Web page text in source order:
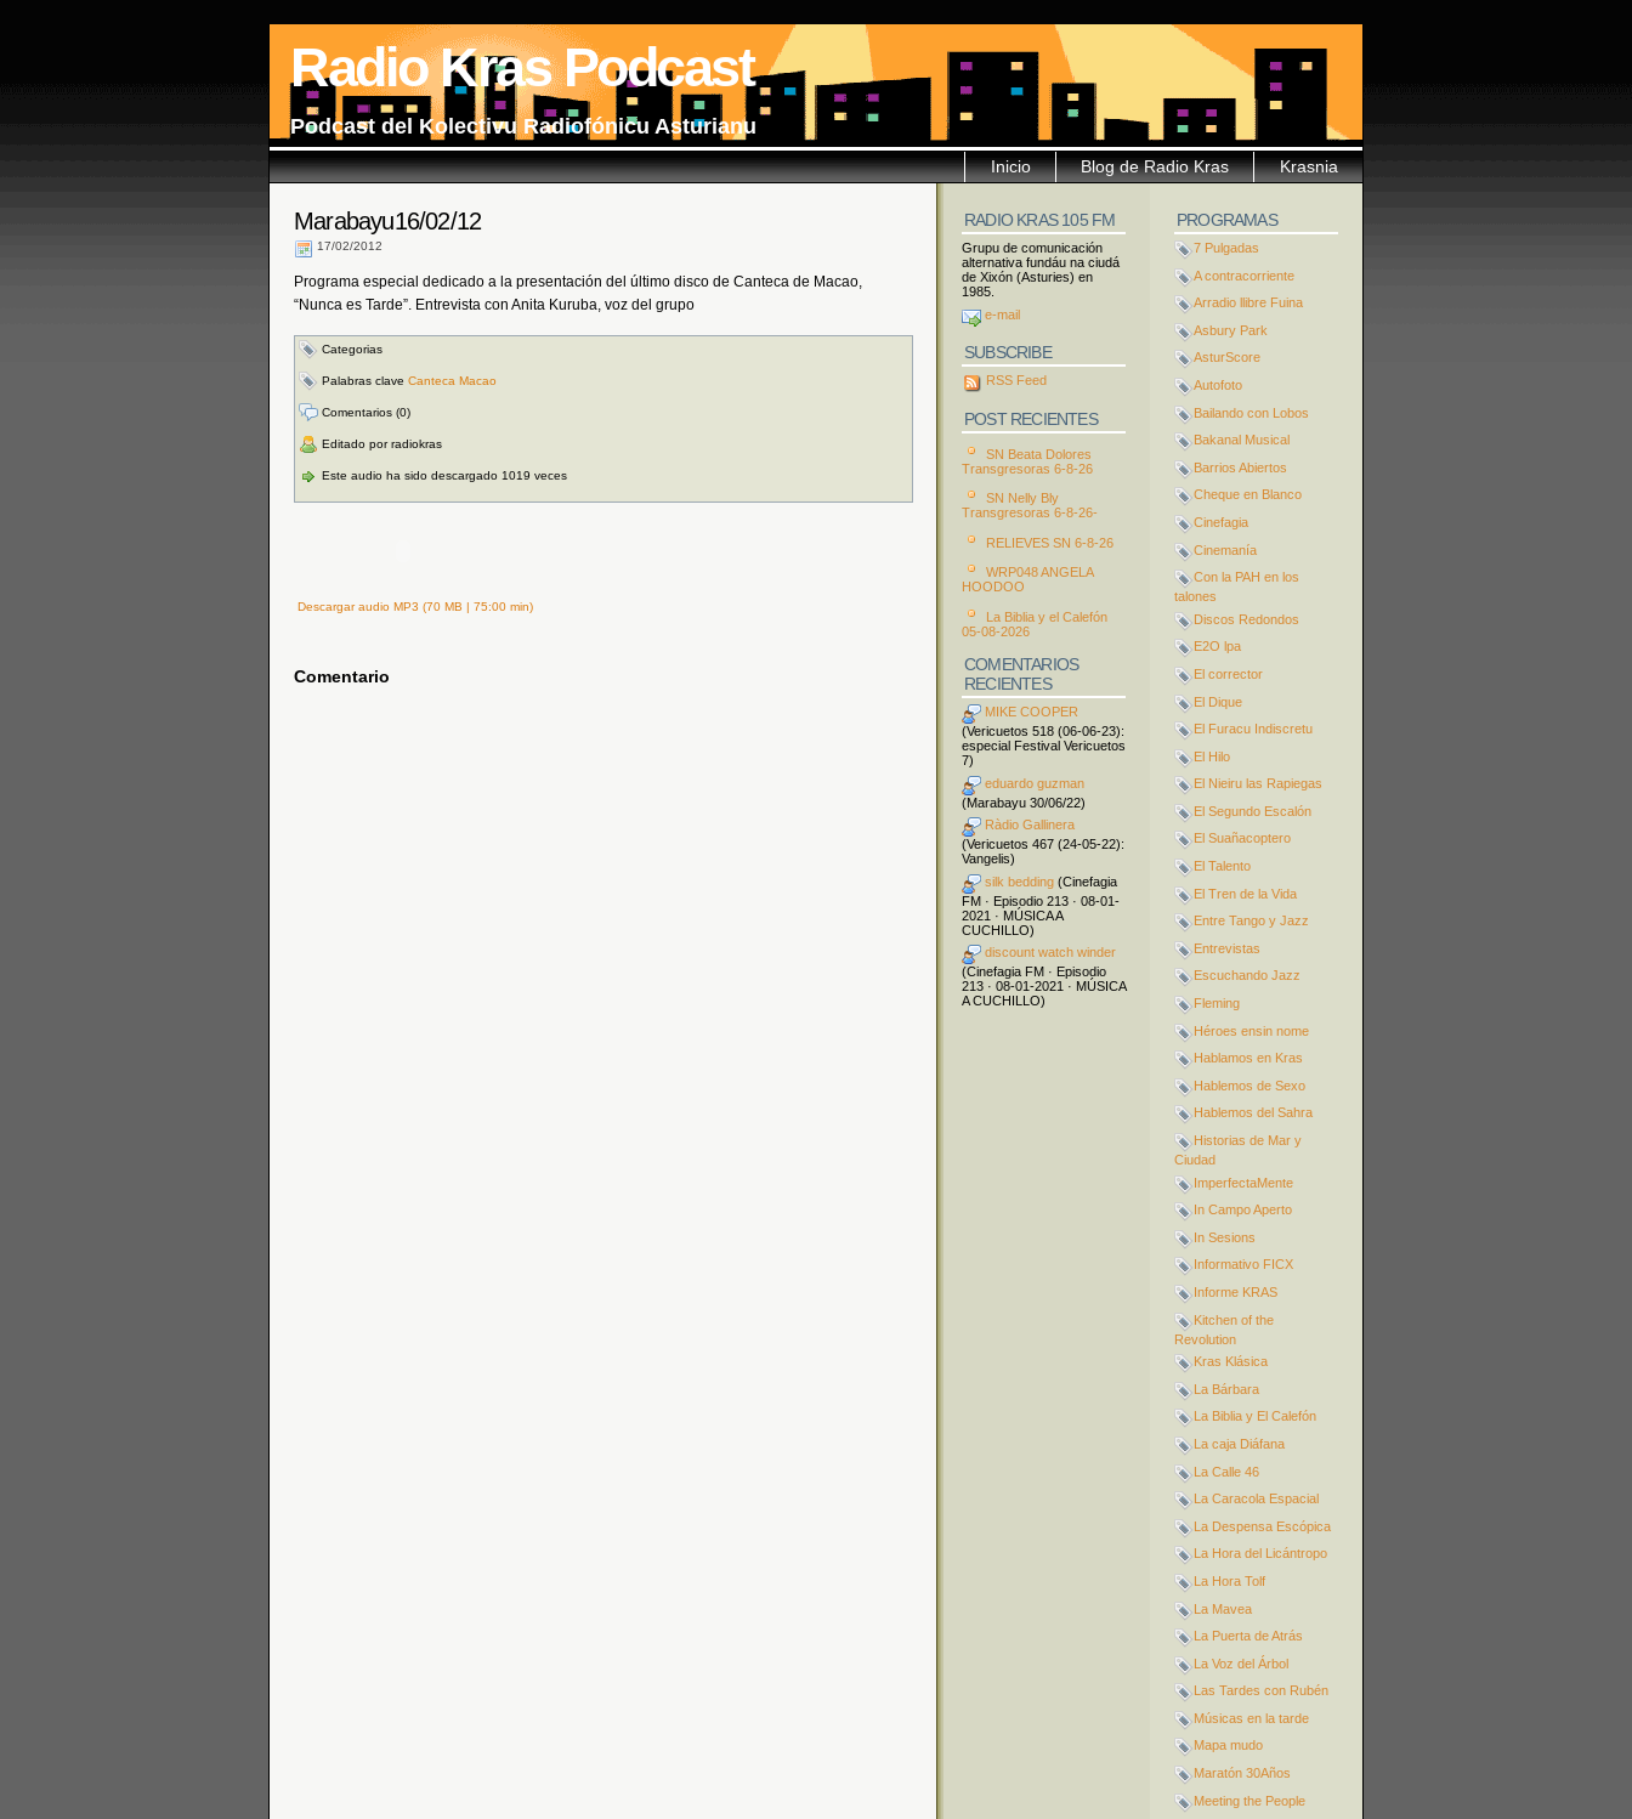
Radio Kras Podcast
Podcast del Kolectivu Radiofónicu Asturianu
Krasnia
Blog de Radio Kras
Inicio
Marabayu16/02/12
17/02/2012
Programa especial dedicado a la presentación del último disco de Canteca de Macao,
“Nunca es Tarde”. Entrevista con Anita Kuruba, voz del grupo
Categorias
Palabras clave Canteca Macao
Comentarios (0)
Editado por radiokras
Este audio ha sido descargado 1019 veces
Descargar audio MP3 (70 MB | 75:00 min)
Comentario
PROGRAMAS
7 Pulgadas
A contracorriente
Arradio llibre Fuina
Asbury Park
AsturScore
Autofoto
Bailando con Lobos
Bakanal Musical
Barrios Abiertos
Cheque en Blanco
Cinefagia
Cinemanía
Con la PAH en los
talones
Discos Redondos
E2O lpa
El corrector
El Dique
El Furacu Indiscretu
El Hilo
El Nieiru las Rapiegas
El Segundo Escalón
El Suañacoptero
El Talento
El Tren de la Vida
Entre Tango y Jazz
Entrevistas
Escuchando Jazz
Fleming
Héroes ensin nome
Hablamos en Kras
Hablemos de Sexo
Hablemos del Sahra
Historias de Mar y
Ciudad
ImperfectaMente
In Campo Aperto
In Sesions
Informativo FICX
Informe KRAS
Kitchen of the
Revolution
Kras Klásica
La Bárbara
La Biblia y El Calefón
La caja Diáfana
La Calle 46
La Caracola Espacial
La Despensa Escópica
La Hora del Licántropo
La Hora Tolf
La Mavea
La Puerta de Atrás
La Voz del Árbol
Las Tardes con Rubén
Músicas en la tarde
Mapa mudo
Maratón 30Años
Meeting the People
RADIO KRAS 105 FM
Grupu de comunicación
alternativa fundáu na ciudá
de Xixón (Asturies) en
1985.
e-mail
SUBSCRIBE
RSS Feed
POST RECIENTES
SN Beata Dolores
Transgresoras 6-8-26
SN Nelly Bly
Transgresoras 6-8-26-
RELIEVES SN 6-8-26
WRP048 ANGELA
HOODOO
La Biblia y el Calefón
05-08-2026
COMENTARIOS
RECIENTES
MIKE COOPER
(Vericuetos 518 (06-06-23):
especial Festival Vericuetos
7)
eduardo guzman
(Marabayu 30/06/22)
Ràdio Gallinera
(Vericuetos 467 (24-05-22):
Vangelis)
silk bedding (Cinefagia
FM · Episodio 213 · 08-01-
2021 · MÚSICA A
CUCHILLO)
discount watch winder
(Cinefagia FM · Episodio
213 · 08-01-2021 · MÚSICA
A CUCHILLO)